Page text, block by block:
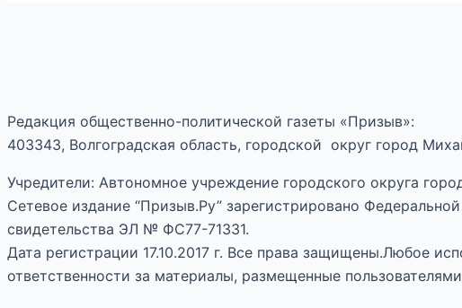
Редакция общественно-политической газеты «Призыв»:
403343, Волгоградская область, городской округ город
Учредители: Автономное учреждение городского округа
Сетевое издание “Призыв.Ру” зарегистрировано
свидетельства ЭЛ № ФС77-71331.
Дата регистрации 17.10.2017 г. Все права защищены.Любое
ответственности за материалы, размещенные